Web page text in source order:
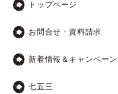
トップページ
お問合せ・資料請求
新着情報＆キャンペーン
七五三